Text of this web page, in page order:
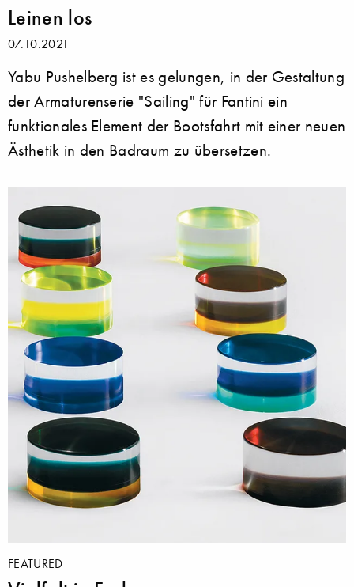
Leinen los
07.10.2021
Yabu Pushelberg ist es gelungen, in der Gestaltung
der Armaturenserie "Sailing" für Fantini ein
funktionales Element der Bootsfahrt mit einer neuen
Ästhetik in den Badraum zu übersetzen.
FEATURED